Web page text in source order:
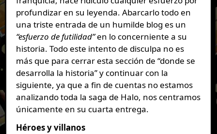
profundizar en su leyenda. Abarcarlo todo en
una triste entrada de un humilde blog es un
“esfuerzo de futilidad”en lo concerniente a su
historia. Todo este intento de disculpa no es
más que para cerrar esta sección de “donde se
desarrolla la historia” y continuar con la
siguiente, ya que a fin de cuentas no estamos
analizando toda la saga de Halo, nos centramos
únicamente en su cuarta entrega.
Héroes y villanos